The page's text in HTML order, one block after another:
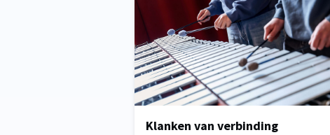
Klanken van verbinding